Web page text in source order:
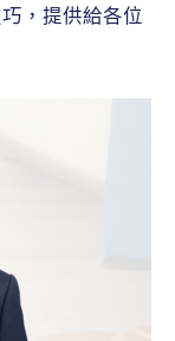
，提供給各位